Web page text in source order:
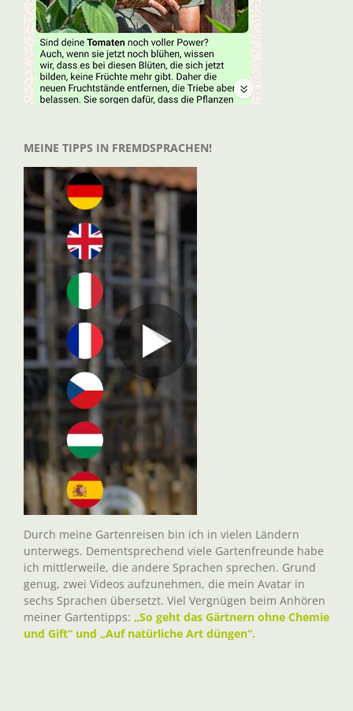
MEINE TIPPS IN FREMDSPRACHEN!
Durch meine Gartenreisen bin ich in vielen Ländern
unterwegs. Dementsprechend viele Gartenfreunde habe
ich mittlerweile, die andere Sprachen sprechen. Grund
genug, zwei Videos aufzunehmen, die mein Avatar in
sechs Sprachen übersetzt. Viel Vergnügen beim Anhören
meiner Gartentipps: „So geht das Gärtnern ohne Chemie
und Gift“ und „Auf natürliche Art düngen“.